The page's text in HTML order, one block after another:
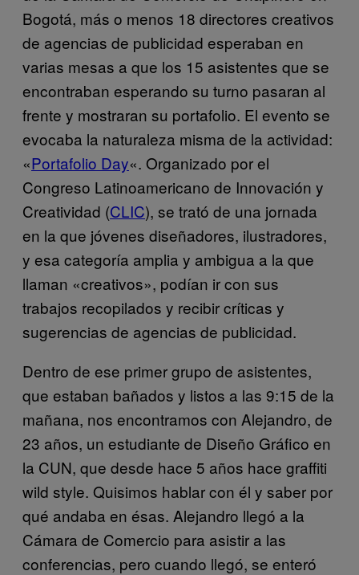
Bogotá, más o menos 18 directores creativos
de agencias de publicidad esperaban en
varias mesas a que los 15 asistentes que se
encontraban esperando su turno pasaran al
frente y mostraran su portafolio. El evento se
evocaba la naturaleza misma de la actividad:
«Portafolio Day«. Organizado por el
Congreso Latinoamericano de Innovación y
Creatividad (CLIC), se trató de una jornada
en la que jóvenes diseñadores, ilustradores,
y esa categoría amplia y ambigua a la que
llaman «creativos», podían ir con sus
trabajos recopilados y recibir críticas y
sugerencias de agencias de publicidad.
Dentro de ese primer grupo de asistentes,
que estaban bañados y listos a las 9:15 de la
mañana, nos encontramos con Alejandro, de
23 años, un estudiante de Diseño Gráfico en
la CUN, que desde hace 5 años hace graffiti
wild style. Quisimos hablar con él y saber por
qué andaba en ésas. Alejandro llegó a la
Cámara de Comercio para asistir a las
conferencias, pero cuando llegó, se enteró